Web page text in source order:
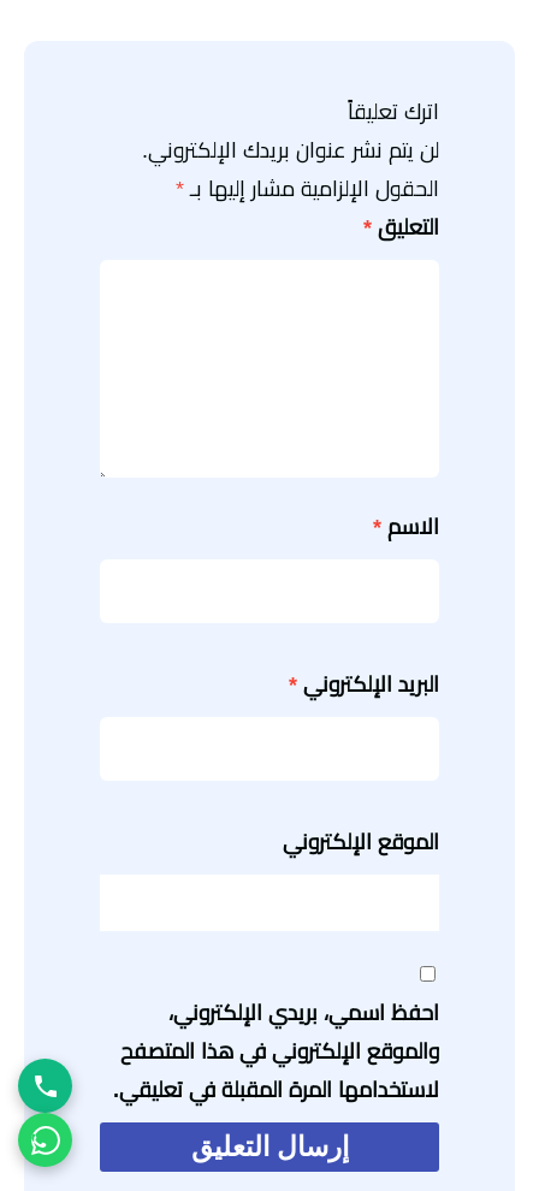
اترك تعليقاً
لن يتم نشر عنوان بريدك الإلكتروني.
الحقول الإلزامية مشار إليها بـ *
التعليق *
الاسم *
البريد الإلكتروني *
الموقع الإلكتروني
احفظ اسمي، بريدي الإلكتروني،
والموقع الإلكتروني في هذا المتصفح
لاستخدامها المرة المقبلة في تعليقي.